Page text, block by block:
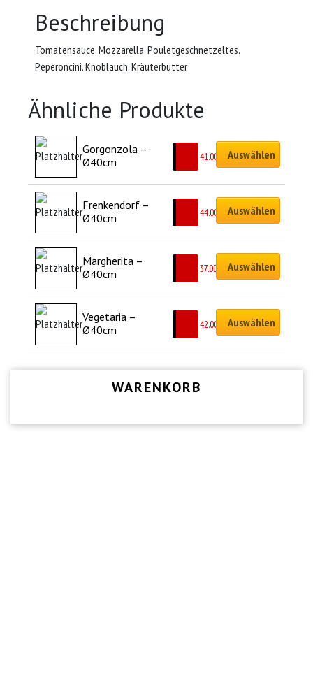
Beschreibung
Tomatensauce. Mozzarella. Pouletgeschnetzeltes.
Peperoncini. Knoblauch. Kräuterbutter
Ähnliche Produkte
Gorgonzola –
Ø40cm
41.00 Auswählen
Frenkendorf –
Ø40cm
44.00 Auswählen
Margherita –
Ø40cm
37.00 Auswählen
Vegetaria –
Ø40cm
42.00 Auswählen
WARENKORB